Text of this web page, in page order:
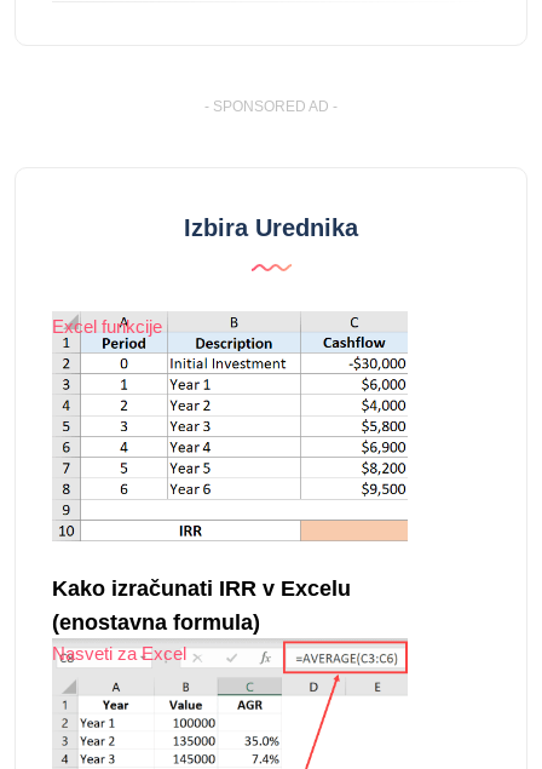
- SPONSORED AD -
Izbira Urednika
Excel funkcije
Kako izračunati IRR v Excelu
(enostavna formula)
Nasveti za Excel